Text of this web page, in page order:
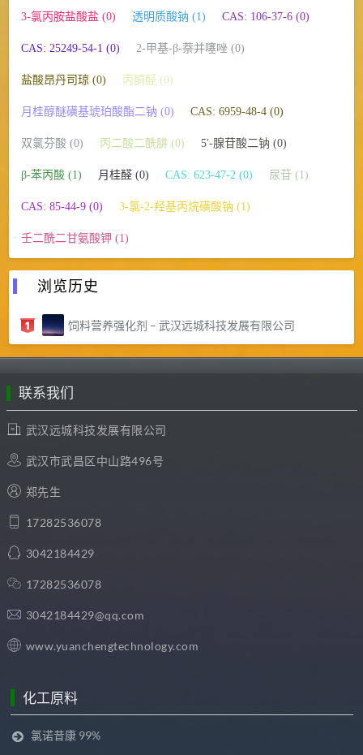
3-氯丙胺盐酸盐 (0) 透明质酸钠 (1) CAS: 106-37-6 (0)
CAS: 25249-54-1 (0) 2-甲基-β-萘并噻唑 (0)
盐酸昂丹司琼 (0) 丙酮醛 (0)
月桂醇醚磺基琥珀酸酯二钠 (0) CAS: 6959-48-4 (0)
双氯芬酸 (0) 丙二酸二酰肼 (0) 5′-腺苷酸二钠 (0)
β-苯丙酸 (1) 月桂醛 (0) CAS: 623-47-2 (0) 尿苷 (1)
CAS: 85-44-9 (0) 3-氯-2-羟基丙烷磺酸钠 (1)
壬二酰二甘氨酸钾 (1)
浏览历史
饲料营养强化剂 – 武汉远城科技发展有限公司
联系我们
武汉远城科技发展有限公司
武汉市武昌区中山路496号
郑先生
17282536078
3042184429
17282536078
3042184429@qq.com
www.yuanchengtechnology.com
化工原料
氯诺昔康 99%